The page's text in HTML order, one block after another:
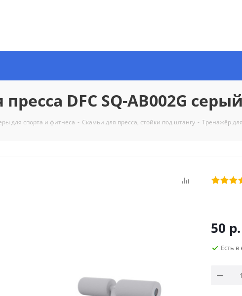
DFC SQ-AB002G серый
для спорта и фитнеса - Скамьи для пресса, стойки под штангу - Тренажёр
50 р.
Есть